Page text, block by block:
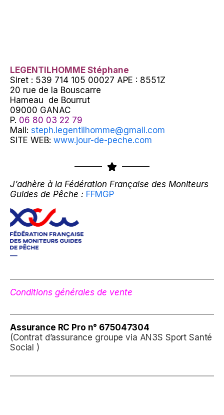
LEGENTILHOMME Stéphane
Siret : 539 714 105 00027 APE : 8551Z
20 rue de la Bouscarre
Hameau de Bourrut
09000 GANAC
P. 06 80 03 22 79
Mail: steph.legentilhomme@gmail.com
SITE WEB: www.jour-de-peche.com
J’adhère à la Fédération Française des Moniteurs
Guides de Pêche : FFMGP
Conditions générales de vente
Assurance RC Pro n° 675047304
(Contrat d’assurance groupe via AN3S Sport Santé
Social )